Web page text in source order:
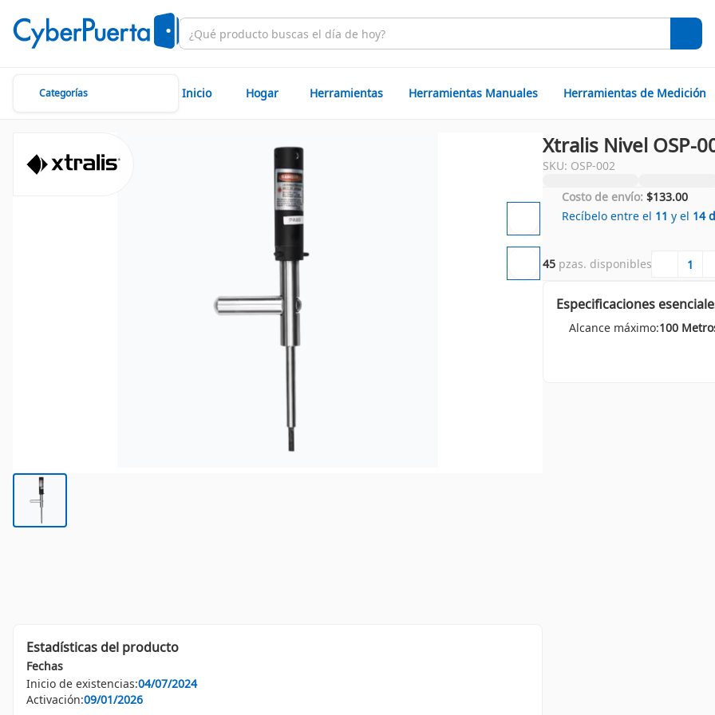
Categorías Inicio Hogar Herramientas Herramientas Manuales Herramientas de Medición
Estadísticas del producto
Fechas
Inicio de existencias:04/07/2024
Activación:09/01/2026
Xtralis Nivel OSP-
SKU: OSP-002
Costo de envío: $133.00
Recíbelo entre el 11 y el 14
45 pzas. disponibles
Especificaciones
Alcance máximo:100